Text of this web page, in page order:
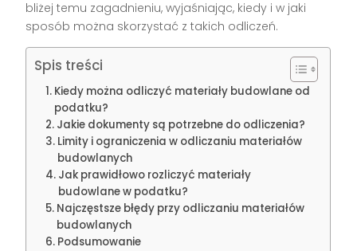
bliżej temu zagadnieniu, wyjaśniając, kiedy i w jaki
sposób można skorzystać z takich odliczeń.
Spis treści
Kiedy można odliczyć materiały budowlane od
podatku?
Jakie dokumenty są potrzebne do odliczenia?
Limity i ograniczenia w odliczaniu materiałów
budowlanych
Jak prawidłowo rozliczyć materiały
budowlane w podatku?
Najczęstsze błędy przy odliczaniu materiałów
budowlanych
Podsumowanie